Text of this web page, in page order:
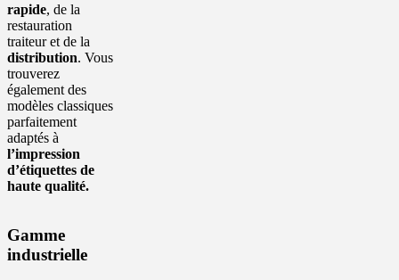
rapide, de la
restauration
traiteur et de la
distribution. Vous
trouverez
également des
modèles classiques
parfaitement
adaptés à
l’impression
d’étiquettes de
haute qualité.
Gamme
industrielle